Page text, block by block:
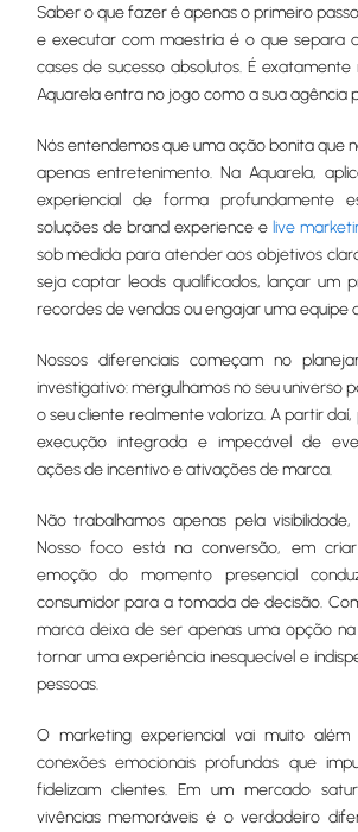
Saber o que fazer é apenas o primeiro
e executar com maestria é o que separa
cases de sucesso absolutos. É
Aquarela entra no jogo como a sua agência
Nós entendemos que uma ação bonita que
apenas entretenimento. Na Aquarela,
experiencial de forma profundamente
soluções de brand experience e live
sob medida para atender aos objetivos
seja captar leads qualificados, lançar um
recordes de vendas ou engajar uma equipe
Nossos diferenciais começam no
investigativo: mergulhamos no seu universo
o seu cliente realmente valoriza. A partir
execução integrada e impecável de
ações de incentivo e ativações de marca.
Não trabalhamos apenas pela visibilidade,
Nosso foco está na conversão, em
emoção do momento presencial
consumidor para a tomada de decisão.
marca deixa de ser apenas uma opção
tornar uma experiência inesquecível e
pessoas.
O marketing experiencial vai muito
conexões emocionais profundas que
fidelizam clientes. Em um mercado
vivências memoráveis é o verdadeiro